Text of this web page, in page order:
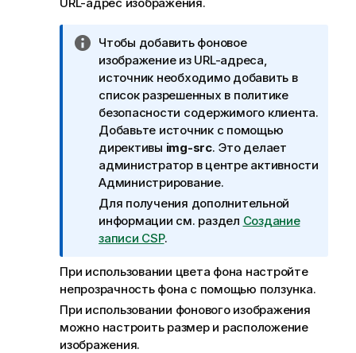
П
р
и
м
е
ч
а
н
и
е
к
и
ф
о
р
м
а
Чтобы добавить фоновое
изображение из URL-адреса,
источник необходимо добавить в
список разрешенных в политике
безопасности содержимого клиента.
Добавьте источник с помощью
директивы img-src. Это делает
администратор в центре активности
Администрирование.
Для получения дополнительной
информации см. раздел Создание
записи CSP.
При использовании цвета фона настройте
непрозрачность фона с помощью ползунка.
При использовании фонового изображения
можно настроить размер и расположение
изображения.